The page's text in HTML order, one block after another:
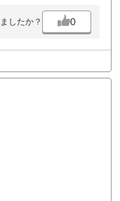
したか？ 0
した。
ました。